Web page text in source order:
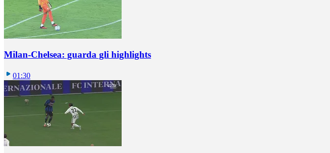
Milan-Chelsea: guarda gli highlights
01:30